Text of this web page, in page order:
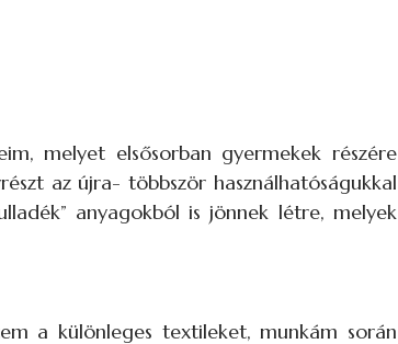
melyet elsősorban gyermekek részére
az újra- többször használhatóságukkal
anyagokból is jönnek létre, melyek
a különleges textileket, munkám során